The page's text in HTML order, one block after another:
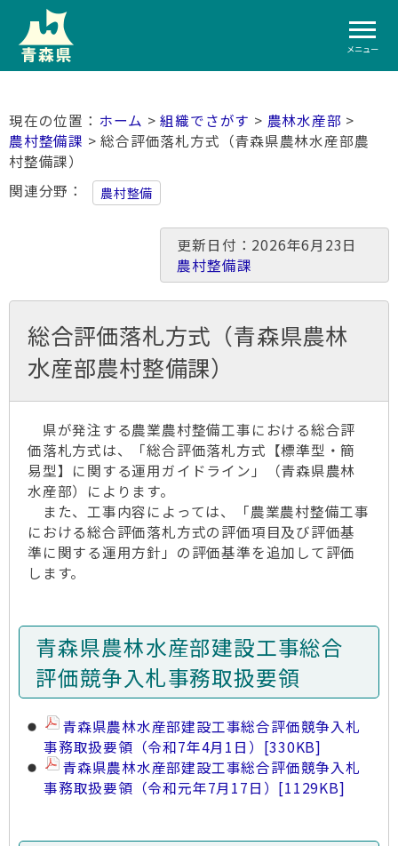
メニュー
ホーム >組織でさがす > 農林水産部 >
農村整備課 > 総合評価落札方式（青森県農林水産部農
村整備課）
関連分野
農村整備
更新日付：2026年6月23日
農村整備課
総合評価落札方式（青森県農林
水産部農村整備課）
県が発注する農業農村整備工事における総合評
価落札方式は、「総合評価落札方式【標準型・簡
易型】に関する運用ガイドライン」（青森県農林
水産部）によります。
また、工事内容によっては、「農業農村整備工事
における総合評価落札方式の評価項目及び評価基
準に関する運用方針」の評価基準を追加して評価
します。
青森県農林水産部建設工事総合
評価競争入札事務取扱要領
青森県農林水産部建設工事総合評価競争入札
事務取扱要領（令和7年4月1日） [330KB]
青森県農林水産部建設工事総合評価競争入札
事務取扱要領（令和元年7月17日） [1129KB]